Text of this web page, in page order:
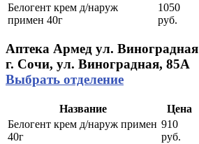
Белогент крем д/наруж
примен 40г
1050
руб.
Аптека Армед ул. Виноградная
г. Сочи, ул. Виноградная, 85А
Выбрать отделение
Название Цена
Белогент крем д/наруж примен
40г
910
руб.